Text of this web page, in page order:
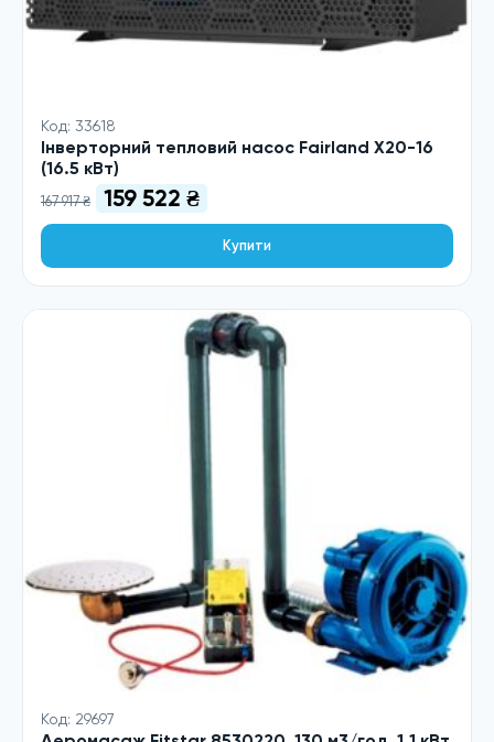
Код: 33618
Інверторний тепловий насос Fairland X20-16
(16.5 кВт)
167 917₴
Оригінальна
ціна:
167
917 ₴.
159 522 ₴
ціна:
159
522 ₴.
Купити
Код: 29697